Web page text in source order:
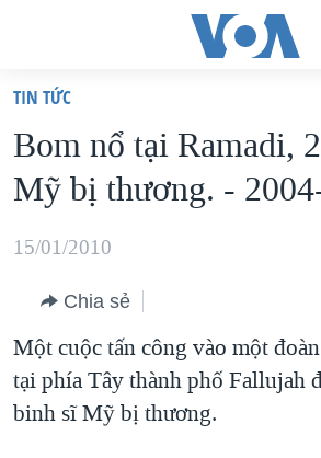
truy
cập
Tới
dung
chính
điều
hướng
chính
VIỆT NAM
HOA KỲ
BIỂN ĐÔNG
BLOG
DIỄN ĐÀN
MỤC
CHUYÊN ĐỀ
TIN TỨC
Bom nổ tại Ramadi,
Mỹ bị thương. -
15/01/2010
Chia sẻ
Một cuộc tấn công vào một
tại phía Tây thành phố Fallujah
binh sĩ Mỹ bị thương.